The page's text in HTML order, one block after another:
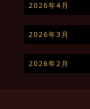
2026年4月
2026年3月
2026年2月